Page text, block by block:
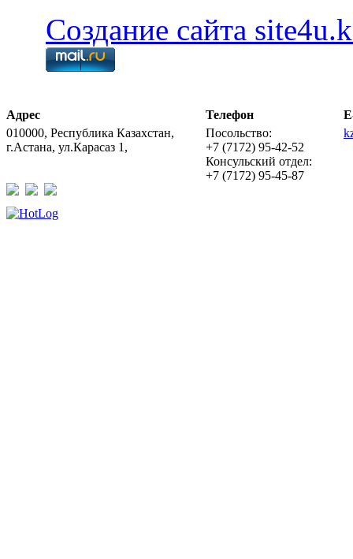
Создание сайта
Адрес
010000, Республика Казахстан,
г.Астана, ул.Карасаз 1,
Телефон
Посольство:
+7 (7172) 95-42-52
Консульский отдел:
+7 (7172) 95-45-87